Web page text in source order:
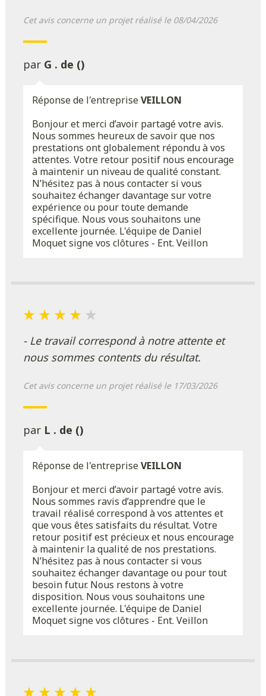
Cet avis concerne un projet réalisé le 08/04/2026
par G . de ()
Réponse de l'entrepriseVEILLON
Bonjour et merci d’avoir partagé votre avis.
Nous sommes heureux de savoir que nos
prestations ont globalement répondu à vos
attentes. Votre retour positif nous encourage
à maintenir un niveau de qualité constant.
N’hésitez pas à nous contacter si vous
souhaitez échanger davantage sur votre
expérience ou pour toute demande
spécifique. Nous vous souhaitons une
excellente journée. L'équipe de Daniel
Moquet signe vos clôtures - Ent. Veillon
- Le travail correspond à notre attente et
nous sommes contents du résultat.
Cet avis concerne un projet réalisé le 17/03/2026
par L . de ()
Réponse de l'entrepriseVEILLON
Bonjour et merci d’avoir partagé votre avis.
Nous sommes ravis d’apprendre que le
travail réalisé correspond à vos attentes et
que vous êtes satisfaits du résultat. Votre
retour positif est précieux et nous encourage
à maintenir la qualité de nos prestations.
N’hésitez pas à nous contacter si vous
souhaitez échanger davantage ou pour tout
besoin futur. Nous restons à votre
disposition. Nous vous souhaitons une
excellente journée. L'équipe de Daniel
Moquet signe vos clôtures - Ent. Veillon